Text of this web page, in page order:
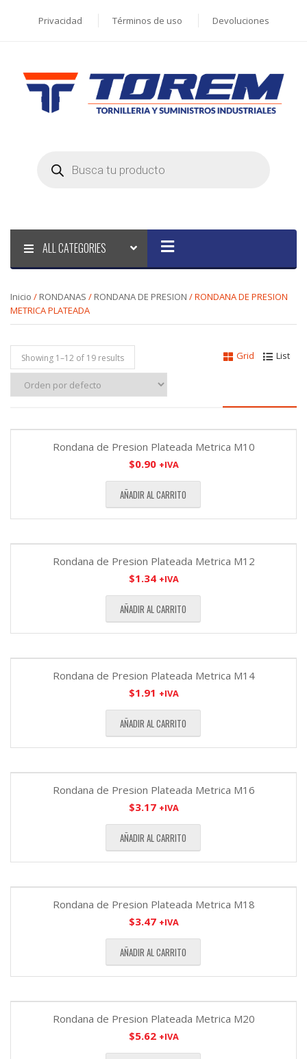
Privacidad Términos de uso Devoluciones
search
ALL CATEGORIES
Inicio / RONDANAS / RONDANA DE PRESION / RONDANA DE PRESION
METRICA PLATEADA
Grid List
Showing 1–12 of 19 results
Rondana de Presion Plateada Metrica M10
$0.90 +IVA
AÑADIR AL CARRITO
Rondana de Presion Plateada Metrica M12
$1.34 +IVA
AÑADIR AL CARRITO
Rondana de Presion Plateada Metrica M14
$1.91 +IVA
AÑADIR AL CARRITO
Rondana de Presion Plateada Metrica M16
$3.17 +IVA
AÑADIR AL CARRITO
Rondana de Presion Plateada Metrica M18
$3.47 +IVA
AÑADIR AL CARRITO
Rondana de Presion Plateada Metrica M20
$5.62 +IVA